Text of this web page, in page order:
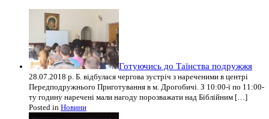
Готуючись до Таїнства подружжя
28.07.2018 р. Б. відбулася чергова зустріч з нареченими в центрі
Передподружнього Приготування в м. Дрогобичі. З 10:00-ї по 11:00-
ту годину наречені мали нагоду порозважати над Біблійним […]
Posted in Новини